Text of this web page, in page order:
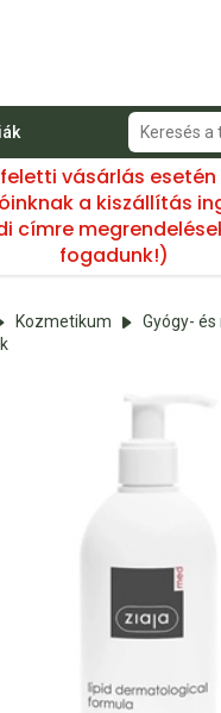
feletti vásárlás
a kiszállítás
címre
fogadunk!)
Kozmetikum
Gyógy-